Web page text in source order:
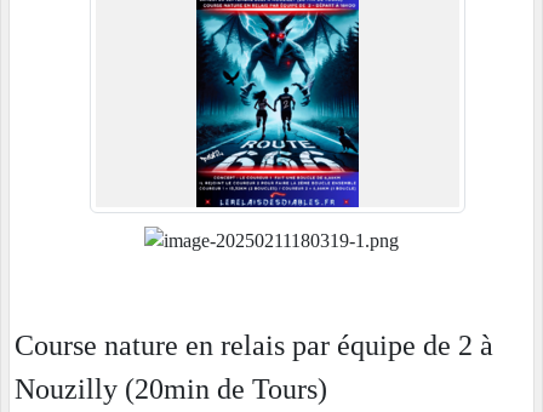
Course nature en relais par équipe de 2 à
Nouzilly (20min de Tours)